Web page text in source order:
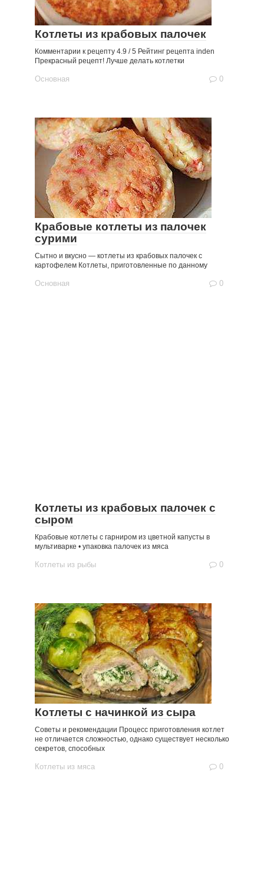
Котлеты из крабовых палочек
Комментарии к рецепту 4.9 / 5 Рейтинг рецепта inden
Прекрасный рецепт! Лучше делать котлетки
Основная 0
Крабовые котлеты из палочек
сурими
Сытно и вкусно — котлеты из крабовых палочек с
картофелем Котлеты, приготовленные по данному
Основная 0
Котлеты из крабовых палочек с
сыром
Крабовые котлеты с гарниром из цветной капусты в
мультиварке • упаковка палочек из мяса
Котлеты из рыбы 0
Котлеты с начинкой из сыра
Советы и рекомендации Процесс приготовления котлет
не отличается сложностью, однако существует несколько
секретов, способных
Котлеты из мяса 0